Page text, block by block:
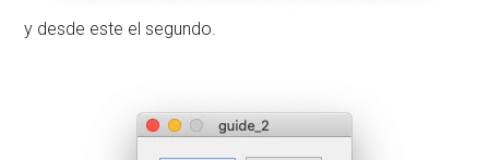
y desde este el segundo.